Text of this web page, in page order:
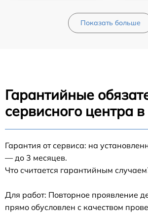
Показать больше
Гарантийные
сервисного центра
Гарантия от сервиса: на
— до 3 месяцев.
Что считается гарантийным
Для работ: Повторное проявление
прямо обусловлен с качеством